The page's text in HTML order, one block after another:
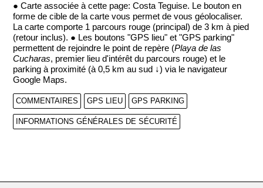
● Carte associée à cette page: Costa Teguise. Le bouton en
forme de cible de la carte vous permet de vous géolocaliser.
La carte comporte 1 parcours rouge (principal) de 3 km à pied
(retour inclus). ● Les boutons "GPS lieu" et "GPS parking"
permettent de rejoindre le point de repère (Playa de las
Cucharas, premier lieu d'intérêt du parcours rouge) et le
parking à proximité (à 0,5 km au sud ↓) via le navigateur
Google Maps.
COMMENTAIRES GPS LIEU GPS PARKING
INFORMATIONS GÉNÉRALES DE SÉCURITÉ